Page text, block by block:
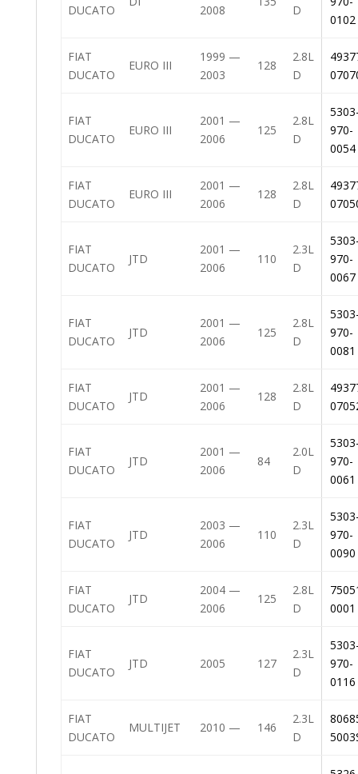
DUCATO
2008
D
0102
FIAT
DUCATO
EURO III
1999 —
2003
128
2.8L
D
FIAT
DUCATO
EURO III
2001 —
2006
125
2.8L
D
970-
0054
FIAT
DUCATO
EURO III
2001 —
2006
128
2.8L
D
FIAT
DUCATO
JTD
2001 —
2006
110
2.3L
D
970-
0067
FIAT
DUCATO
JTD
2001 —
2006
125
2.8L
D
970-
0081
FIAT
DUCATO
JTD
2001 —
2006
128
2.8L
D
FIAT
DUCATO
JTD
2001 —
2006
84
2.0L
D
970-
0061
FIAT
DUCATO
JTD
2003 —
2006
110
2.3L
D
970-
0090
FIAT
DUCATO
JTD
2004 —
2006
125
2.8L
D
0001
FIAT
DUCATO
JTD 2005 127
2.3L
D
970-
0116
FIAT
DUCATO
MULTIJET 2010 — 146
2.3L
D